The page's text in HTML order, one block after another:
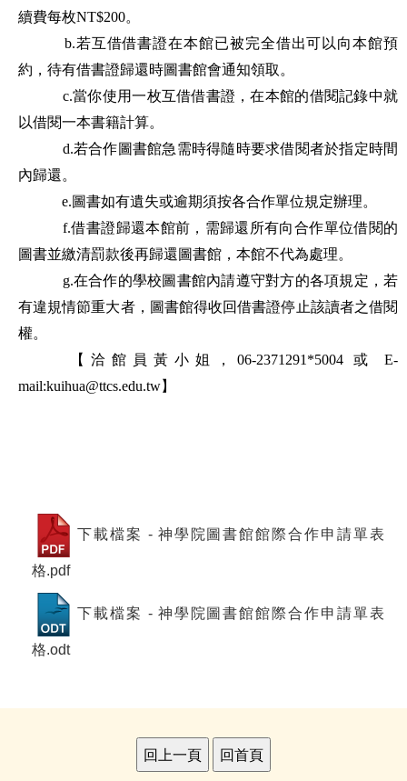
續費每枚NT$200。
b.若互借借書證在本館已被完全借出可以向本館預
約，待有借書證歸還時圖書館會通知領取。
c.當你使用一枚互借借書證，在本館的借閱記錄中就
以借閱一本書籍計算。
d.若合作圖書館急需時得隨時要求借閱者於指定時間
內歸還。
e.圖書如有遺失或逾期須按各合作單位規定辦理。
f.借書證歸還本館前，需歸還所有向合作單位借閱的
圖書並繳清罰款後再歸還圖書館，本館不代為處理。
g.在合作的學校圖書館內請遵守對方的各項規定，若
有違規情節重大者，圖書館得收回借書證停止該讀者之借閱
權。
【洽館員黃小姐，06-2371291*5004 或 E-
mail:kuihua@ttcs.edu.tw】
下載檔案 - 神學院圖書館館際合作申請單表
格.pdf
下載檔案 - 神學院圖書館館際合作申請單表
格.odt